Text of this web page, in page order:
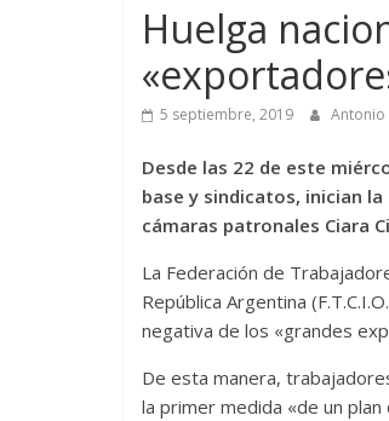
Huelga
5 septiembre, 2019 Antonio
Desde las 22 de este
base y sindicatos, inician
cámaras patronales Ciara
La Federación de
República Argentina
negativa de los «grandes
De esta manera,
la primer medida «de un